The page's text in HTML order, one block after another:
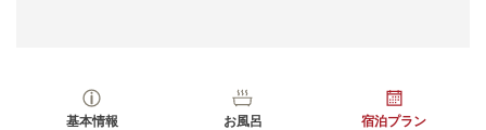
基本情報 お風呂 宿泊プラン